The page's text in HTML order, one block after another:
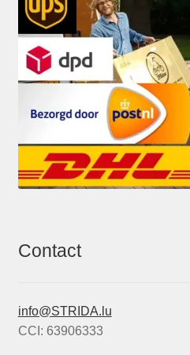
Contact
info@STRIDA.lu
CCI: 63906333